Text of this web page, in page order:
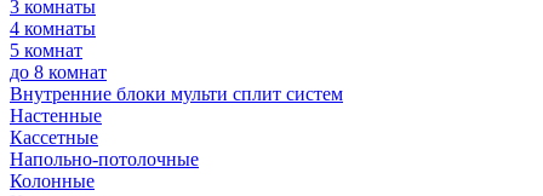
3 комнаты
4 комнаты
5 комнат
до 8 комнат
Внутренние блоки мульти сплит систем
Настенные
Кассетные
Напольно-потолочные
Колонные